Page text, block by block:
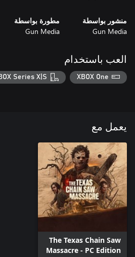
منشور بواسطة
Gun Media
مطورة بواسطة
Gun Media
العب باستخدام
XBOX One
Series X|S
يعمل مع
The Texas Chain Saw
Massacre - PC Edition